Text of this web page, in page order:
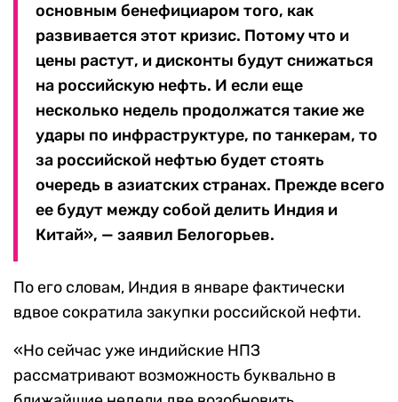
основным бенефициаром того, как
развивается этот кризис. Потому что и
цены растут, и дисконты будут снижаться
на российскую нефть. И если еще
несколько недель продолжатся такие же
удары по инфраструктуре, по танкерам, то
за российской нефтью будет стоять
очередь в азиатских странах. Прежде всего
ее будут между собой делить Индия и
Китай», — заявил Белогорьев.
По его словам, Индия в январе фактически
вдвое сократила закупки российской нефти.
«Но сейчас уже индийские НПЗ
рассматривают возможность буквально в